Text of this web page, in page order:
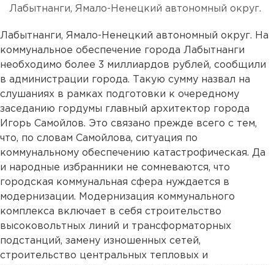
Лабытнанги, Ямало-Ненецкий автономный округ.
Лабытнанги, Ямало-Ненецкий автономный округ. На
коммунальное обеспечение города Лабытнанги
необходимо более 3 миллиардов рублей, сообщили
в администрации города. Такую сумму назвал на
слушаниях в рамках подготовки к очередному
заседанию гордумы главный архитектор города
Игорь Самойлов. Это связано прежде всего с тем,
что, по словам Самойлова, ситуация по
коммунальному обеспечению катастрофическая. Да
и народные избранники не сомневаются, что
городская коммунальная сфера нуждается в
модернизации. Модернизация коммунального
комплекса включает в себя строительство
высоковольтных линий и трансформаторных
подстанций, замену изношенных сетей,
строительство центральных тепловых и